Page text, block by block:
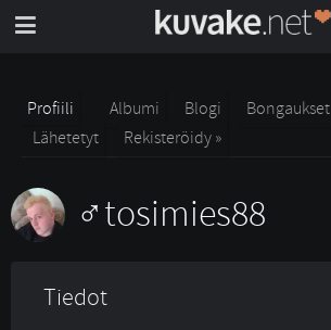
Profiili Albumi Blogi Bongaukset
Lähetetyt
Rekisteröidy »
tosimies88
Tiedot